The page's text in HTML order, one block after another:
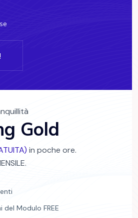
Gold
in poche ore.
del Modulo FREE